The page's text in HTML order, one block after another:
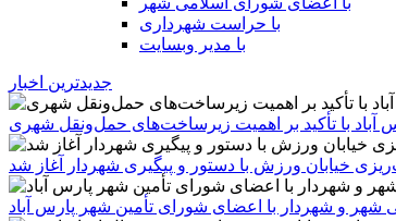
با حراست شهرداری
با مدیر وبسایت
جدیدترین اخبار
آباد با تأکید بر اهمیت زیرساخت‌های حمل‌ونقل شهری
خیابان ورزش با دستور و پیگیری شهردار آغاز شد
و شهردار با اعضای شورای تأمین شهر پارس آباد